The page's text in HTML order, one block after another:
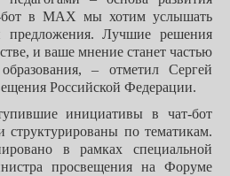
бот в MAX мы хотим услышать
Лучшие решения
и ваше мнение станет частью
– отметил Сергей
Российской Федерации.
инициативы в чат-бот
структурированы по тематикам.
в рамках специальной
просвещения на Форуме